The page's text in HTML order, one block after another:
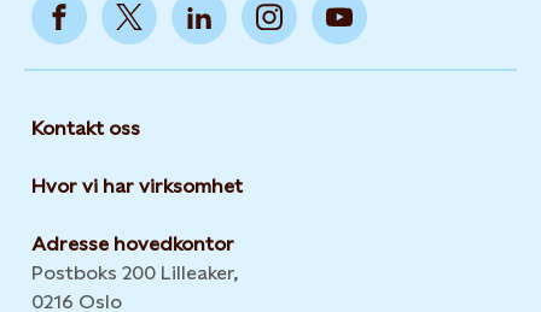
Kontakt oss
Hvor vi har virksomhet
Adresse hovedkontor
Postboks 200 Lilleaker,
0216 Oslo